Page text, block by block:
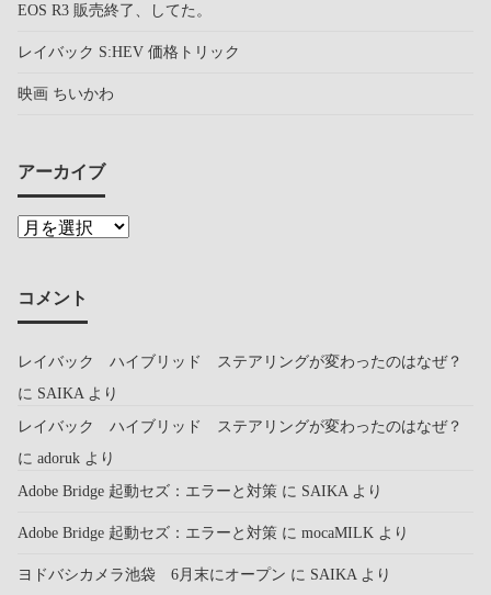
EOS R3 販売終了、してた。
レイバック S:HEV 価格トリック
映画 ちいかわ
アーカイブ
コメント
レイバック ハイブリッド ステアリングが変わったのはなぜ？
に SAIKAより
レイバック ハイブリッド ステアリングが変わったのはなぜ？
に adoruk より
Adobe Bridge 起動セズ：エラーと対策 に SAIKAより
Adobe Bridge 起動セズ：エラーと対策 に mocaMILK より
ヨドバシカメラ池袋 6月末にオープン に SAIKAより